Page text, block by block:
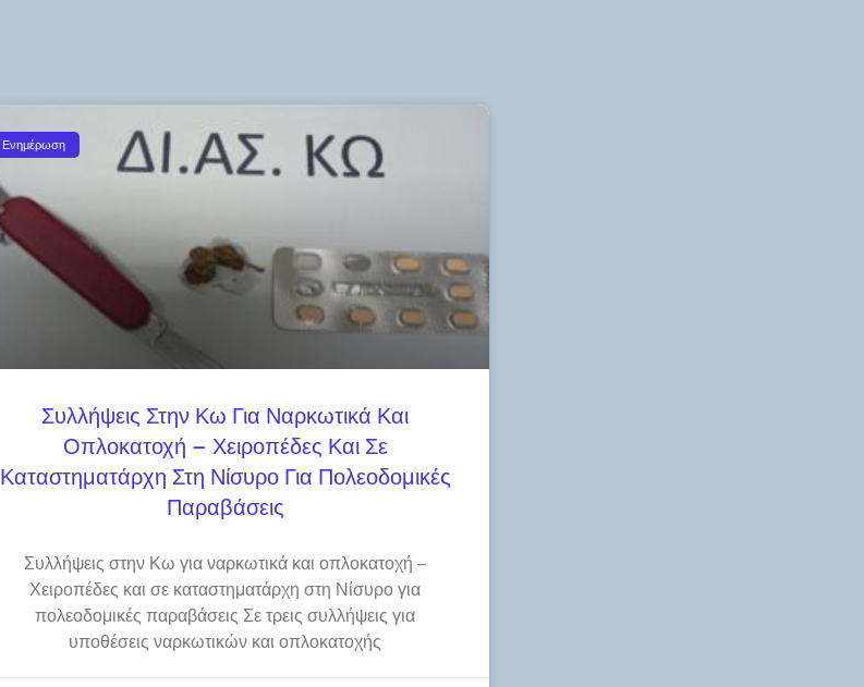
Ενημέρωση
Συλλήψεις Στην Κω Για Ναρκωτικά Και
Οπλοκατοχή – Χειροπέδες Και Σε
Καταστηματάρχη Στη Νίσυρο Για Πολεοδομικές
Παραβάσεις
Συλλήψεις στην Κω για ναρκωτικά και οπλοκατοχή –
Χειροπέδες και σε καταστηματάρχη στη Νίσυρο για
πολεοδομικές παραβάσεις Σε τρεις συλλήψεις για
υποθέσεις ναρκωτικών και οπλοκατοχής